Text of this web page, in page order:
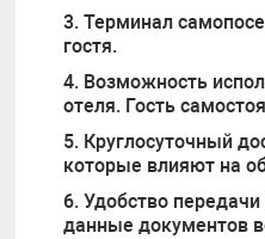
3. Терминал
гостя.
4. Возможность
отеля. Гость
5. Круглосуточный
которые влияют на
6. Удобство
данные документов